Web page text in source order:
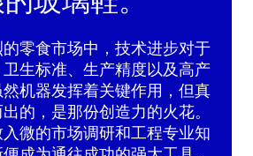
零食市场中，技术进步对于
生标准、生产精度以及高产
机器发挥着关键作用，但真
的，是那份创造力的火花。
微的市场调研和工程专业知